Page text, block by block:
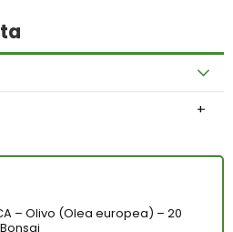
– Olivo (Olea europea) – 20